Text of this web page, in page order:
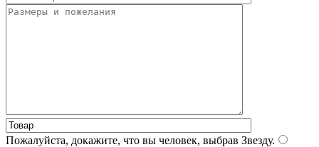
Пожалуйста, докажите, что вы человек, выбрав Звезду.